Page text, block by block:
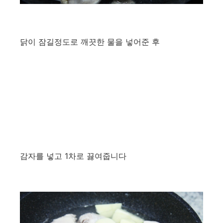
닭이 잠길정도로 깨끗한 물을 넣어준 후
감자를 넣고 1차로 끓여줍니다